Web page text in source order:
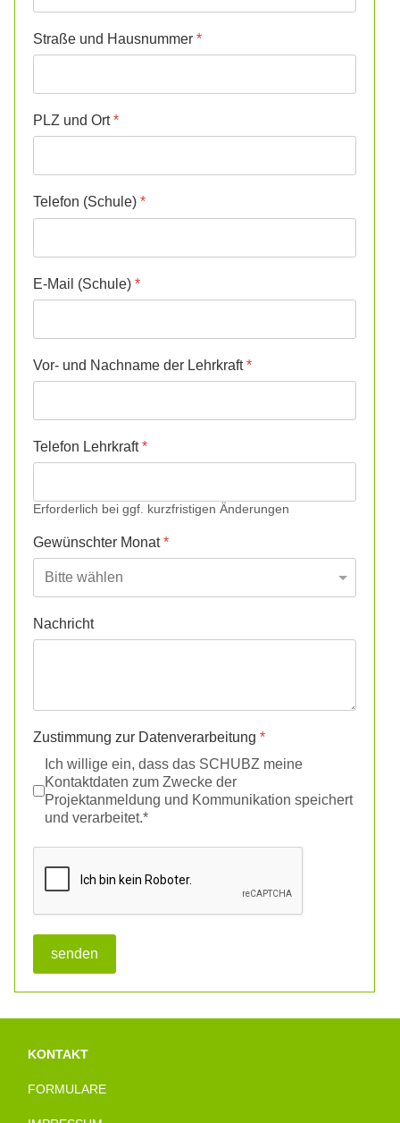
Straße und Hausnummer*
PLZ und Ort*
Telefon (Schule)*
E-Mail (Schule)*
Vor- und Nachname der Lehrkraft*
Telefon Lehrkraft*
Erforderlich bei ggf. kurzfristigen Änderungen
Gewünschter Monat*
Nachricht
Zustimmung zur Datenverarbeitung*
Ich willige ein, dass das SCHUBZ meine
Kontaktdaten zum Zwecke der
Projektanmeldung und Kommunikation speichert
und verarbeitet.*
senden
KONTAKT
FORMULARE